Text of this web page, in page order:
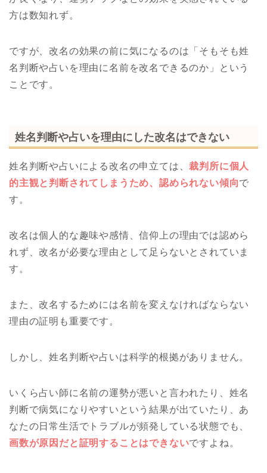
方は数知れず。
ですが、改名の効果の前に気になるのは「そもそも姓
名判断や占いを理由に名前を改名できるのか」という
ことです。
姓名判断や占いを理由にした改名はできない
姓名判断や占いによる改名の申立ては、裁判所に個人
的主観と判断されてしまうため、認められない傾向で
す。
改名は個人的な趣味や感情、信仰上の理由では認めら
れず、改名が必要な理由として足らないとされていま
す。
また、改名するためには名前を変えなければならない
理由の証明も重要です。
しかし、姓名判断や占いは科学的根拠がありません。
いくら占い師に名前の運勢が悪いと言われたり、姓名
判断で病気になりやすいという結果が出ていたり、あ
なたの日常生活でトラブルが頻発している状態でも、
画数が原因だと証明することはできないですよね。